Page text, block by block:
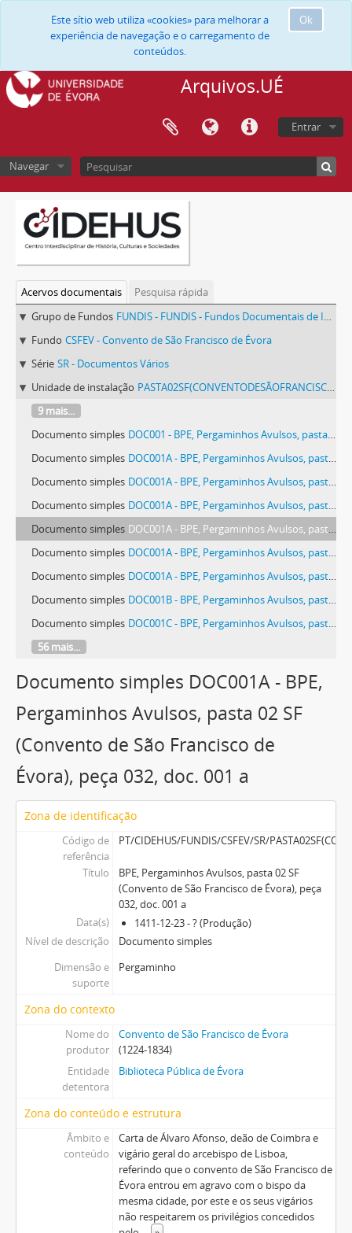
Ok
Este sítio web utiliza «cookies» para melhorar a
experiência de navegação e o carregamento de
conteúdos.
Arquivos.UÉ
Entrar
Navegar
Acervos documentais
Pesquisa rápida
Grupo de Fundos FUNDIS - FUNDIS - Fundos Documentais de Instituições do Sul
Fundo CSFEV - Convento de São Francisco de Évora
Série SR - Documentos Vários
Unidade de instalação PASTA02SF(CONVENTODESÃOFRANCISCODEÉVORA) - Pergaminhos Avulsos, pasta 02 SF (Convento de São Francisco de Évora).
9 mais...
Documento simples DOC001 - BPE, Pergaminhos Avulsos, pasta 02 SF (Convento de São Francisco de Évora), peça 037, doc. 001
Documento simples DOC001A - BPE, Pergaminhos Avulsos, pasta 02 SF (Convento de São Francisco de Évora), peça 004, doc. 001 a
Documento simples DOC001A - BPE, Pergaminhos Avulsos, pasta 02 SF (Convento de São Francisco de Évora), peça 008, doc. 001 a
Documento simples DOC001A - BPE, Pergaminhos Avulsos, pasta 02 SF (Convento de São Francisco de Évora), peça 020, doc. 001 a
Documento simples DOC001A - BPE, Pergaminhos Avulsos, pasta 02 SF (Convento de São Francisco de Évora), peça 032, doc. 001 a
Documento simples DOC001A - BPE, Pergaminhos Avulsos, pasta 02 SF (Convento de São Francisco de Évora), peça 035, doc. 001 a
Documento simples DOC001A - BPE, Pergaminhos Avulsos, pasta 02 SF (Convento de São Francisco de Évora), peça 037, doc. 001 a
Documento simples DOC001B - BPE, Pergaminhos Avulsos, pasta 02 SF (Convento de São Francisco de Évora), peça 032, doc. 001 b
Documento simples DOC001C - BPE, Pergaminhos Avulsos, pasta 02 SF (Convento de São Francisco de Évora), peça 032, doc. 001 c
56 mais...
Documento simples DOC001A - BPE,
Pergaminhos Avulsos, pasta 02 SF
(Convento de São Francisco de
Évora), peça 032, doc. 001 a
Zona de identificação
Código de
referência
PT/CIDEHUS/FUNDIS/CSFEV/SR/
Título
BPE, Pergaminhos Avulsos, pasta 02 SF
(Convento de São Francisco de Évora), peça
032, doc. 001 a
Data(s)
1411-12-23 - ? (Produção)
Nível de descrição
Documento simples
Dimensão e
suporte
Pergaminho
Zona do contexto
Nome do
produtor
Convento de São Francisco de Évora
(1224-1834)
Entidade
detentora
Biblioteca Pública de Évora
Zona do conteúdo e estrutura
Âmbito e
conteúdo
Carta de Álvaro Afonso, deão de Coimbra e
vigário geral do arcebispo de Lisboa,
referindo que o convento de São Francisco de
Évora entrou em agravo com o bispo da
mesma cidade, por este e os seus vigários
não respeitarem os privilégios concedidos